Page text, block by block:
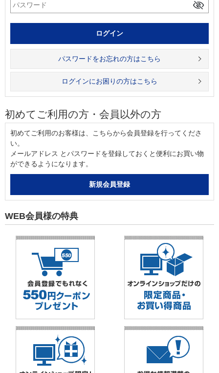
パスワードをお忘れの方はこちら
ログインにお困りの方はこちら
初めてご利用の方・会員以外の方
初めてご利用のお客様は、こちらから会員登録を行ってくださ
い。
メールアドレス とパスワードを登録しておくと便利にお買い物
ができるようになります。
WEB会員様の特典